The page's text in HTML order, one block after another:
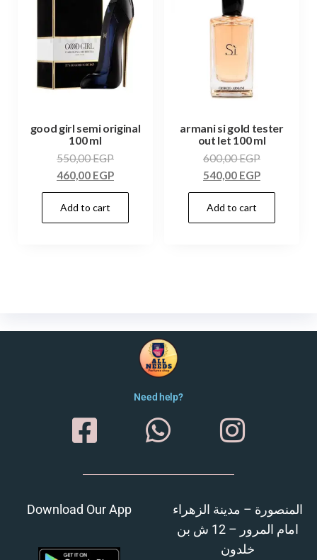
good girl semi original
100 ml
550,00EGP
460,00 EGP
Add to cart
armani si gold tester
out let 100 ml
600,00EGP
540,00 EGP
Add to cart
Need help?
Download Our App
المنصورة – مدينة الزهراء
امام المرور – 12 ش بن
خلدون